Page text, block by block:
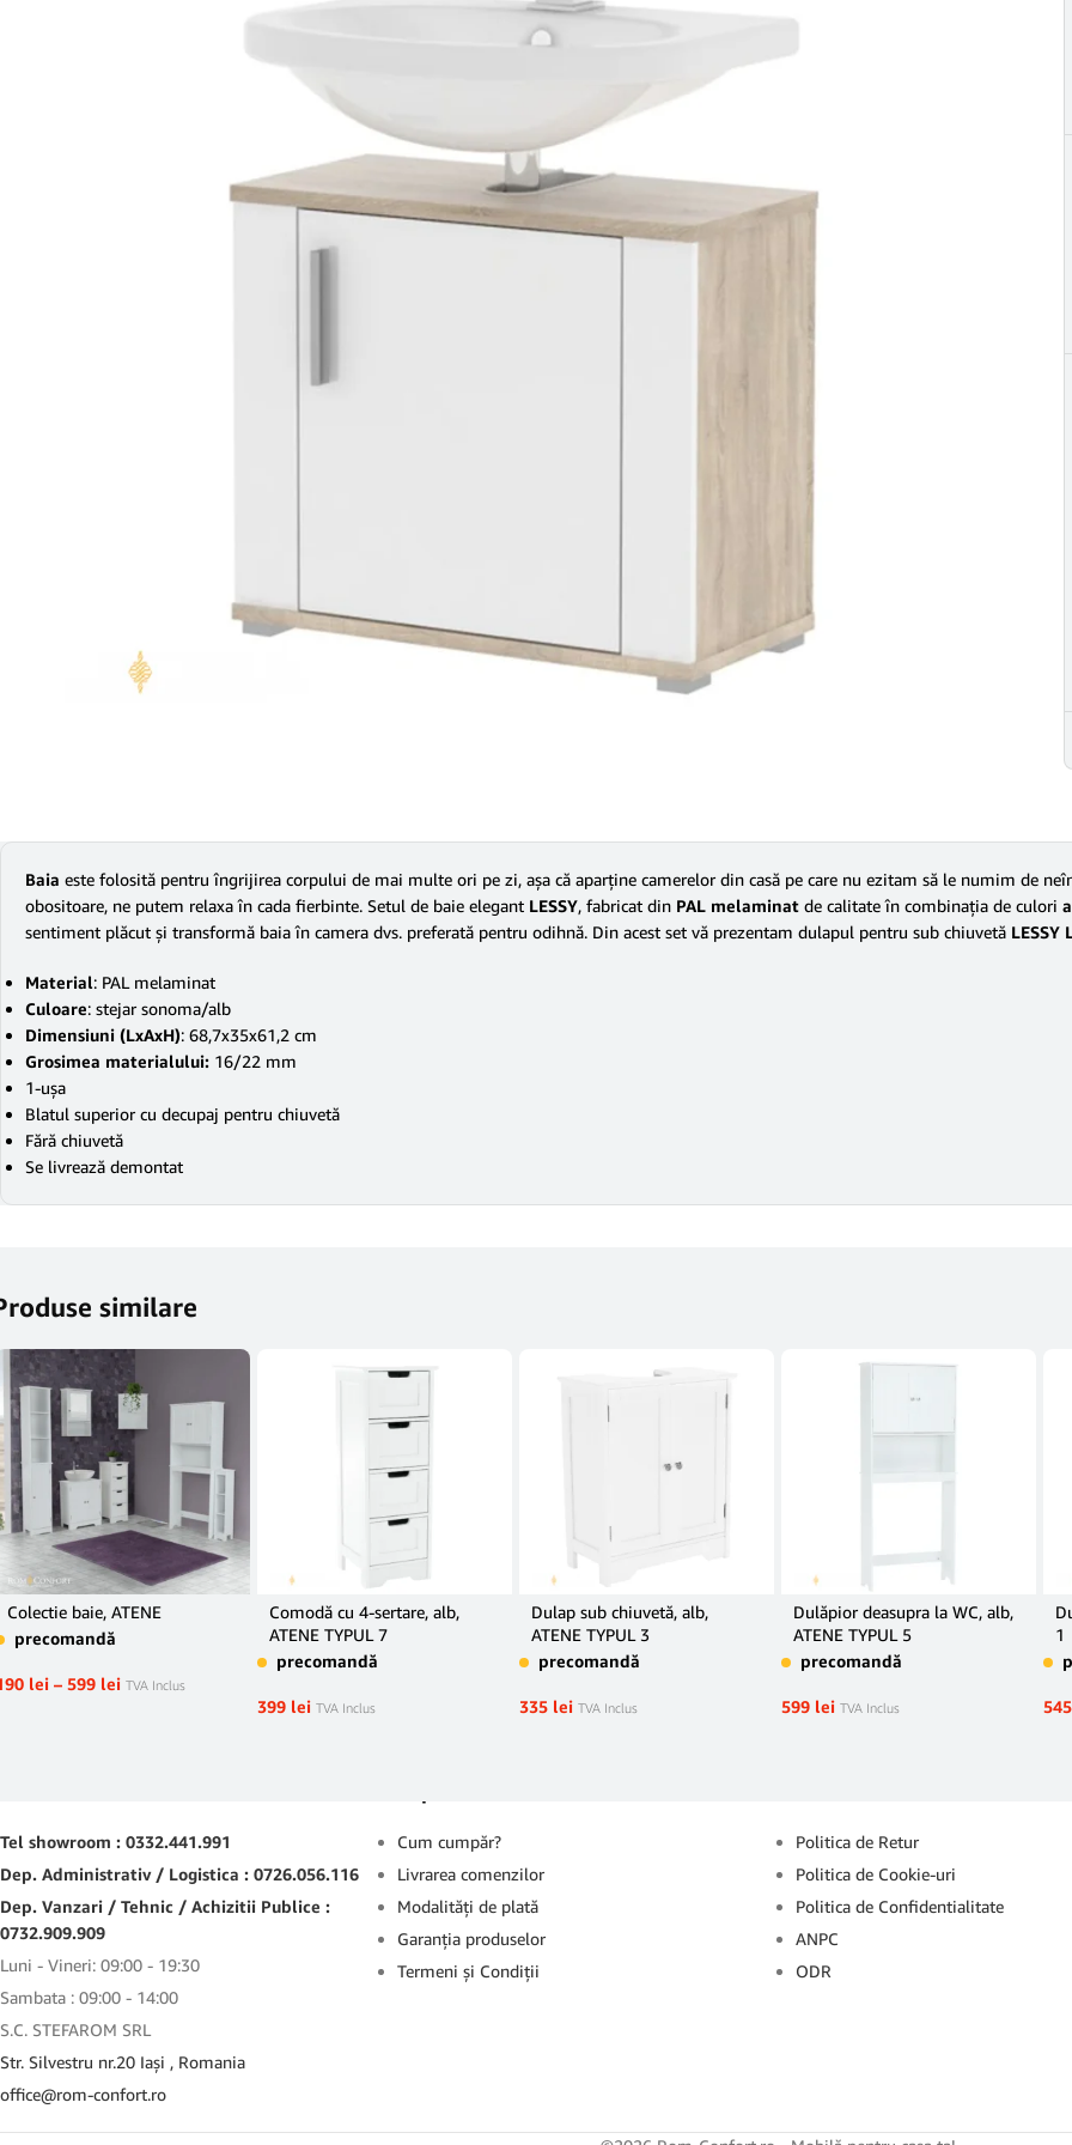
Baia este folosită pentru îngrijirea corpului de mai multe ori pe zi, aşa că aparţine camerelor din casă pe care nu ezitam să le numim de
obositoare, ne putem relaxa în cada fierbinte. Setul de baie elegant LESSY, fabricat din PAL melaminat de calitate în combinaţia de culori
sentiment plăcut şi transformă baia în camera dvs. preferată pentru odihnă. Din acest set vă prezentam dulapul pentru sub chiuvetă LESSY
Material: PAL melaminat
Culoare: stejar sonoma/alb
Dimensiuni (LxAxH): 68,7x35x61,2 cm
Grosimea materialului: 16/22 mm
1-uşa
Blatul superior cu decupaj pentru chiuvetă
Fără chiuvetă
Se livrează demontat
similare
Colectie baie, ATENE
precomandă
lei – 599 lei TVA Inclus
Comodă cu 4-sertare, alb,
ATENE TYPUL 7
precomandă
399 lei TVA Inclus
Dulap sub chiuvetă, alb,
ATENE TYPUL 3
precomandă
335 lei TVA Inclus
Dulăpior deasupra la WC, alb,
ATENE TYPUL 5
precomandă
599 lei TVA Inclus
1
Tel showroom : 0332.441.991
Dep. Administrativ / Logistica : 0726.056.116
Dep. Vanzari / Tehnic / Achizitii Publice :
0732.909.909
Luni - Vineri: 09:00 - 19:30
Sambata : 09:00 - 14:00
S.C. STEFAROM SRL
Str. Silvestru nr.20 Iaşi , Romania
office@rom-confort.ro
Cum cumpăr?
Livrarea comenzilor
Modalităţi de plată
Garanţia produselor
Termeni şi Condiţii
Politica de Retur
Politica de Cookie-uri
Politica de Confidentialitate
ANPC
ODR